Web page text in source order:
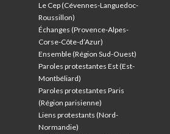
Le Cep (Cévennes-Languedoc-
Roussillon)
Échanges (Provence-Alpes-
Corse-Côte-d’Azur)
Ensemble (Région Sud-Ouest)
Paroles protestantes Est (Est-
Montbéliard)
Paroles protestantes Paris
(Région parisienne)
Liens protestants (Nord-
Normandie)